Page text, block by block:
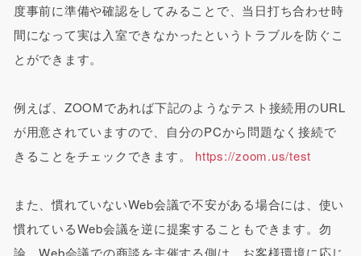
度事前に準備や確認をしてみることで、当日打ち合わせ時
間になって実は入室できなかったというトラブルを防ぐこ
とができます。
例えば、ZOOMであれば下記のようなテスト接続用のURL
が用意されていますので、自分のPCから問題なく接続で
きることをチェックできます。 https://zoom.us/test
また、慣れていないWeb会議で不安がある場合には、使い
慣れているWeb会議を逆に提案することもできます。勿
論、Web会議での商談を主催する側は、お客様環境に応じ